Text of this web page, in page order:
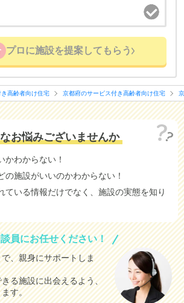
プロに施設を提案してもらう
高齢者向け住宅 京都府のサービス付き高齢者向け住宅
お悩みございませんか
かわからない！
の施設がいいのかわからない！
ている情報だけでなく、施設の実態を知り
員にお任せください！
、親身にサポートしま
る施設に出会えるよう、
す。